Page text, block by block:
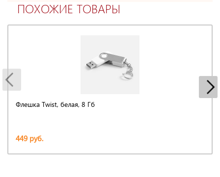
ПОХОЖИЕ ТОВАРЫ
Флешка Twist, белая, 8 Гб
449 руб.